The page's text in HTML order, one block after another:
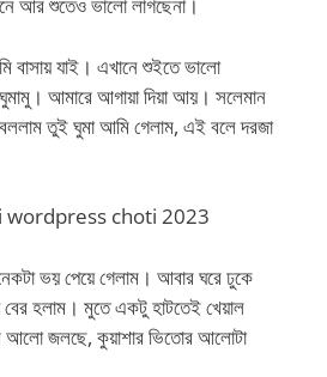
বাসায় যাই। এখানে শুইতে ভালো
আমারে আগায়া দিয়া আয়। সলেমান
তুই ঘুমা আমি গেলাম, এই বলে দরজা
wordpress choti 2023
ভয় পেয়ে গেলাম। আবার ঘরে ঢুকে
হলাম। মুতে একটু হাটতেই খেয়াল
আলো জলছে, কুয়াশার ভিতোর আলোটা